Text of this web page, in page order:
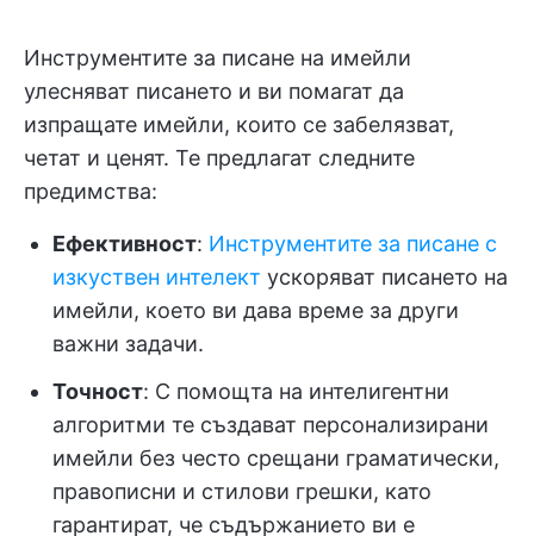
Инструментите за писане на имейли
улесняват писането и ви помагат да
изпращате имейли, които се забелязват,
четат и ценят. Те предлагат следните
предимства:
Ефективност: Инструментите за писане с
изкуствен интелект ускоряват писането на
имейли, което ви дава време за други
важни задачи.
Точност: С помощта на интелигентни
алгоритми те създават персонализирани
имейли без често срещани граматически,
правописни и стилови грешки, като
гарантират, че съдържанието ви е